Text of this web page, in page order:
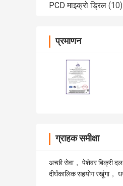
PCD माइक्रो ड्रिल (10)
प्रमाणन
ग्राहक समीक्षा
अच्छी सेवा， पेशेवर बिक्री
दीर्घकालिक सहयोग रखूंगा，